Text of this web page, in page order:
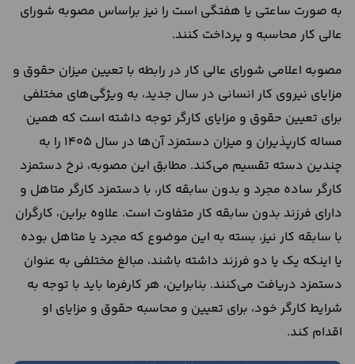
به صورت ساعتی یا هفتگی است را نیز براساس مصوبه شورای
عالی کار محاسبه و پرداخت کنند.
مصوبه اعلامی شورای عالی کار در رابطه با تعیین میزان حقوق و
مزایای نیروی کار انسانی در سال جدید، به ویژگی‌های مختلفی
برای تعیین حقوق و مزایای کارگر توجه داشته است که همین
مساله کارپذیران و میزان دستمزد آن‌ها در سال ۱۴۰۵ را به
چندین دسته تقسیم می‌کند. مطابق این مصوبه، نرخ دستمزد
کارگر ساده مجرد و بدون سابقه کار، با دستمزد کارگر متاهل و
دارای فرزند بدون سابقه کار متفاوت است. علاوه براین، کارگران
با سابقه کار نیز، بسته به این موضوع که مجرد یا متاهل بوده
یا اینکه یک یا دو فرزند داشته باشند، مبالغ مختلفی به عنوان
دستمزد دریافت می‌کنند. بنابراین، هر کارفرما باید با توجه به
شرایط کارگر خود، برای تعیین و محاسبه حقوق و مزایای او
اقدام کند.